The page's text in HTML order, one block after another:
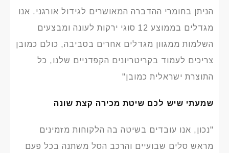
הניתן בחומרי ההדברה המאושרים לגידול אורגני. אנו
מגדלים בממוצע 12 סוגי ירקות לעונה ומבצעים
השלמות ממגוון מגדלים אחרים בסביבה, כולם כמובן
צריכים לעמוד בקריטריונים הקפדניים שלנו, כל
התוצרת ישראלית כמובן"
שמעתי שיש לכם שיטת מכירה קצת שונה
"נכון, אנו עובדים בשיטה בה הלקוחות מזמינים
מראש סלים שבועיים והרכב הסל משתנה בכל פעם